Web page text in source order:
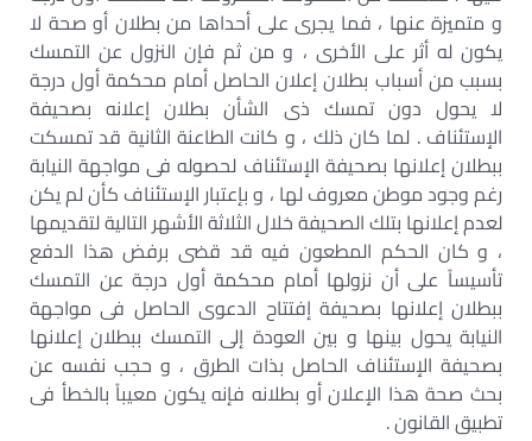
و متميزة عنها ، فما يجرى على أحداها من بطلان أو صحة لا
يكون له أثر على الأخرى ، و من ثم فإن النزول عن التمسك
بسبب من أسباب بطلان إعلان الحاصل أمام محكمة أول درجة
لا يحول دون تمسك ذى الشأن بطلان إعلانه بصحيفة
الإستئناف . لما كان ذلك ، و كانت الطاعنة الثانية قد تمسكت
ببطلان إعلانها بصحيفة الإستئناف لحصوله فى مواجهة النيابة
رغم وجود موطن معروف لها ، و بإعتبار الإستئناف كأن لم يكن
لعدم إعلانها بتلك الصحيفة خلال الثلاثة الأشهر التالية لتقديمها
، و كان الحكم المطعون فيه قد قضى برفض هذا الدفع
تأسيساً على أن نزولها أمام محكمة أول درجة عن التمسك
ببطلان إعلانها بصحيفة إفتتاح الدعوى الحاصل فى مواجهة
النيابة يحول بينها و بين العودة إلى التمسك ببطلان إعلانها
بصحيفة الإستئناف الحاصل بذات الطرق ، و حجب نفسه عن
بحث صحة هذا الإعلان أو بطلانه فإنه يكون معيباً بالخطأ فى
تطبيق القانون .